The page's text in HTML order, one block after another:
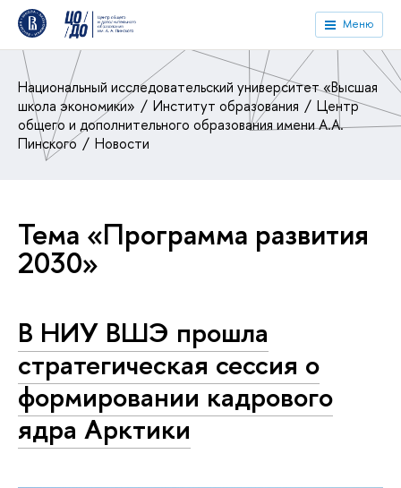
Меню
Национальный исследовательский университет «Высшая
школа экономики»
Институт образования
Центр
общего и дополнительного образования имени А.А.
Пинского
Новости
Тема «Программа развития
2030»
В НИУ ВШЭ прошла
стратегическая сессия о
формировании кадрового
ядра Арктики